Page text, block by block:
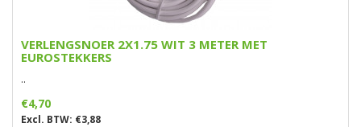
VERLENGSNOER 2X1.75 WIT 3 METER MET
EUROSTEKKERS
..
€4,70
Excl. BTW: €3,88